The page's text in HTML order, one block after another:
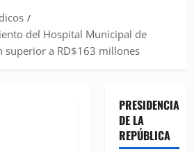
del Hospital Municipal de
superior a RD$163 millones
PRESIDENCIA
DE LA
REPÚBLICA